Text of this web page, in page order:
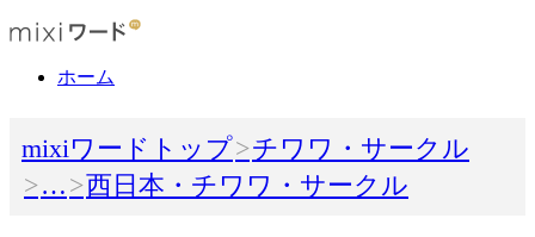
ホーム
mixiワードトップ
チワワ・サークル
…
西日本・チワワ・サークル